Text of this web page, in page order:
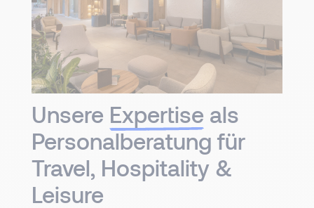
Unsere Expertise als
Personalberatung für
Travel, Hospitality &
Leisure